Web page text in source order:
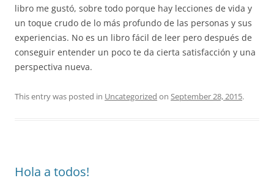
libro me gustó, sobre todo porque hay lecciones de vida y
un toque crudo de lo más profundo de las personas y sus
experiencias. No es un libro fácil de leer pero después de
conseguir entender un poco te da cierta satisfacción y una
perspectiva nueva.
This entry was posted in Uncategorized on September 28, 2015.
Hola a todos!